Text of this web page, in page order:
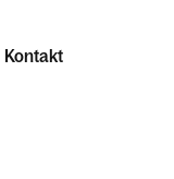
Kontakt